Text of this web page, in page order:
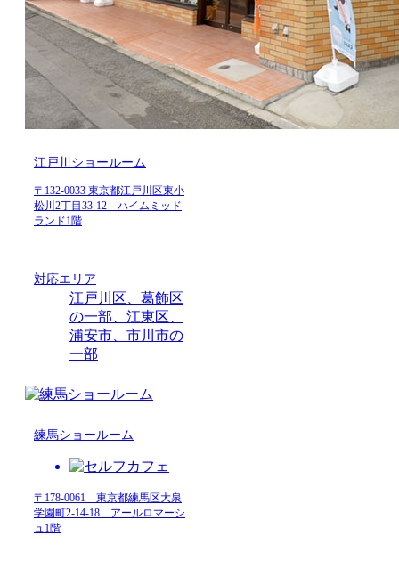
江戸川ショールーム
〒132-0033 東京都江戸川区東小
松川2丁目33-12 ハイムミッド
ランド1階
対応エリア
江戸川区、葛飾区
の一部、江東区、
浦安市、市川市の
一部
練馬ショールーム
〒178-0061 東京都練馬区大泉
学園町2-14-18 アールロマーシ
ュ1階